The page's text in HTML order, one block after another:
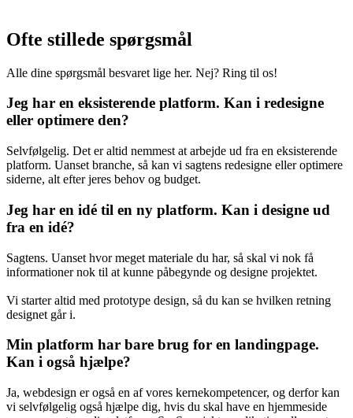
Ofte stillede spørgsmål
Alle dine spørgsmål besvaret lige her. Nej? Ring til os!
Jeg har en eksisterende platform. Kan i redesigne
eller optimere den?
Selvfølgelig. Det er altid nemmest at arbejde ud fra en eksisterende
platform. Uanset branche, så kan vi sagtens redesigne eller optimere
siderne, alt efter jeres behov og budget.
Jeg har en idé til en ny platform. Kan i designe ud
fra en idé?
Sagtens. Uanset hvor meget materiale du har, så skal vi nok få
informationer nok til at kunne påbegynde og designe projektet.
Vi starter altid med prototype design, så du kan se hvilken retning
designet går i.
Min platform har bare brug for en landingpage.
Kan i også hjælpe?
Ja, webdesign er også en af vores kernekompetencer, og derfor kan
vi selvfølgelig også hjælpe dig, hvis du skal have en hjemmeside